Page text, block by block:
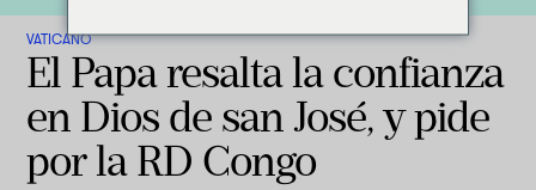
VATICANO
El Papa resalta la confianza
en Dios de san José, y pide
por la RD Congo